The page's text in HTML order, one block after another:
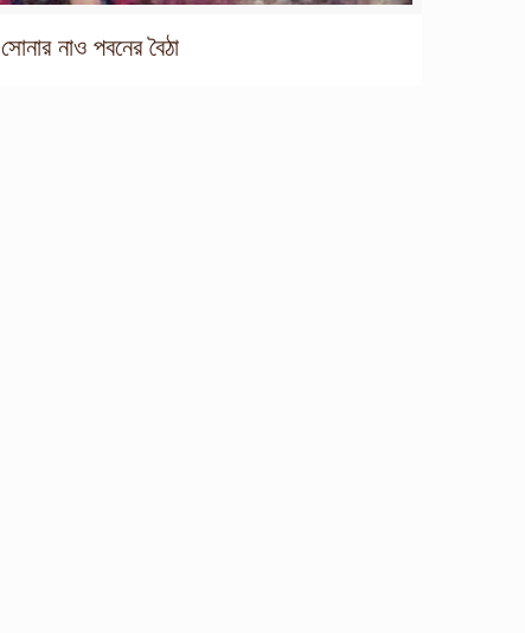
সোনার নাও পবনের বৈঠা